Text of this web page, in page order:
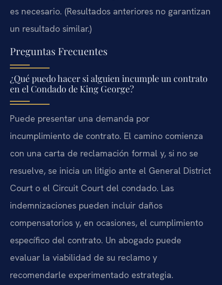
es necesario. (Resultados anteriores no garantizan
un resultado similar.)
Preguntas Frecuentes
¿Qué puedo hacer si alguien incumple un contrato
en el Condado de King George?
Puede presentar una demanda por
incumplimiento de contrato. El camino comienza
con una carta de reclamación formal y, si no se
resuelve, se inicia un litigio ante el General District
Court o el Circuit Court del condado. Las
indemnizaciones pueden incluir daños
compensatorios y, en ocasiones, el cumplimiento
específico del contrato. Un abogado puede
evaluar la viabilidad de su reclamo y
recomendarle experimentado estrategia.